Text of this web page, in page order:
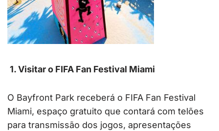
1. Visitar o FIFA Fan Festival Miami
O Bayfront Park receberá o FIFA Fan Festival
Miami, espaço gratuito que contará com telões
para transmissão dos jogos, apresentações